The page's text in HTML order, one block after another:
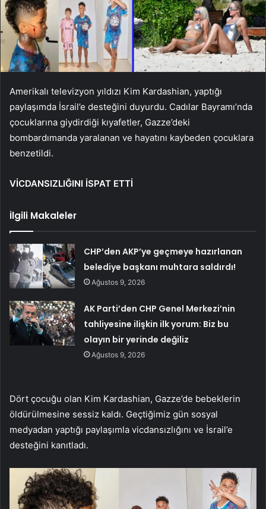
Amerikalı televizyon yıldızı Kim Kardashian, yaptığı
paylaşımda İsrail’e desteğini duyurdu. Cadılar Bayramı’nda
çocuklarına giydirdiği kıyafetler, Gazze’deki
bombardımanda yaralanan ve hayatını kaybeden çocuklara
benzetildi.
VİCDANSIZLIĞINI İSPAT ETTİ
İlgili Makaleler
CHP’den AKP’ye geçmeye hazırlanan
belediye başkanı muhtara saldırdı!
Ağustos 9, 2026
AK Parti’den CHP Genel Merkezi’nin
tahliyesine ilişkin ilk yorum: Biz bu
olayın bir yerinde değiliz
Ağustos 9, 2026
Dört çocuğu olan Kim Kardashian, Gazze’de bebeklerin
öldürülmesine sessiz kaldı. Geçtiğimiz gün sosyal
medyadan yaptığı paylaşımla vicdansızlığını ve İsrail’e
desteğini kanıtladı.